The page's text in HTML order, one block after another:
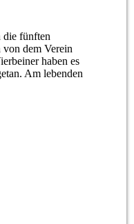
die fünften
von dem Verein
haben es
Am lebenden